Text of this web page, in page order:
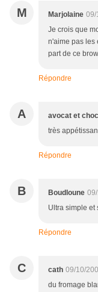
M Marjolaine 09/
Je crois que
n'aime pas les
part de ce
Répondre
A avocat et
très
Répondre
B Boudloune
Ultra simple et
Répondre
C cath 09/10/
du fromage